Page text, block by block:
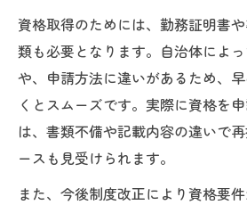
資格取得のためには、勤務証明書
類も必要となります。自治体によ
や、申請方法に違いがあるため、
くとスムーズです。実際に資格を
は、書類不備や記載内容の違いで
ースも見受けられます。
また、今後制度改正により資格要